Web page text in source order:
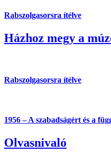
Rabszolgasorsra ítélve
Házhoz megy a
Rabszolgasorsra ítélve
1956 – A szabadságért és a
Olvasnivaló